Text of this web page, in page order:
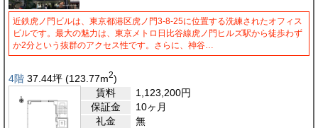
近鉄虎ノ門ビルは、東京都港区虎ノ門3-8-25に位置する洗練されたオフィス
ビルです。最大の魅力は、東京メトロ日比谷線虎ノ門ヒルズ駅から徒歩わず
か2分という抜群のアクセス性です。さらに、神谷…
4階 37.44坪 (123.77m2)
賃料
1,123,200円
保証金
10ヶ月
礼金
無